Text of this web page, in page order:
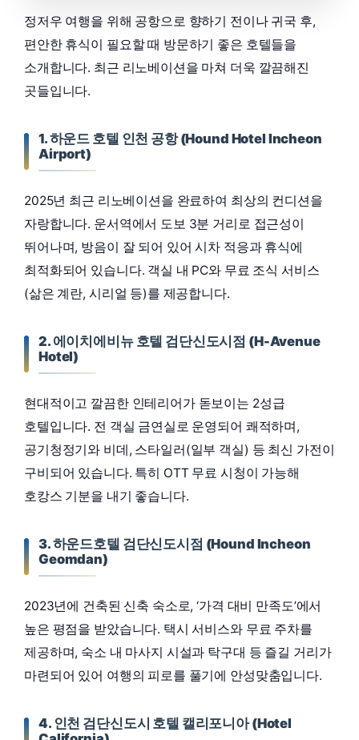
정저우 여행을 위해 공항으로 향하기 전이나 귀국 후,
편안한 휴식이 필요할 때 방문하기 좋은 호텔들을
소개합니다. 최근 리노베이션을 마쳐 더욱 깔끔해진
곳들입니다.
1. 하운드 호텔 인천 공항 (Hound Hotel Incheon
Airport)
2025년 최근 리노베이션을 완료하여 최상의 컨디션을
자랑합니다. 운서역에서 도보 3분 거리로 접근성이
뛰어나며, 방음이 잘 되어 있어 시차 적응과 휴식에
최적화되어 있습니다. 객실 내 PC와 무료 조식 서비스
(삶은 계란, 시리얼 등)를 제공합니다.
2. 에이치에비뉴 호텔 검단신도시점 (H-Avenue
Hotel)
현대적이고 깔끔한 인테리어가 돋보이는 2성급
호텔입니다. 전 객실 금연실로 운영되어 쾌적하며,
공기청정기와 비데, 스타일러(일부 객실) 등 최신 가전이
구비되어 있습니다. 특히 OTT 무료 시청이 가능해
호캉스 기분을 내기 좋습니다.
3. 하운드호텔 검단신도시점 (Hound Incheon
Geomdan)
2023년에 건축된 신축 숙소로, ‘가격 대비 만족도’에서
높은 평점을 받았습니다. 택시 서비스와 무료 주차를
제공하며, 숙소 내 마사지 시설과 탁구대 등 즐길 거리가
마련되어 있어 여행의 피로를 풀기에 안성맞춤입니다.
4. 인천 검단신도시 호텔 캘리포니아 (Hotel